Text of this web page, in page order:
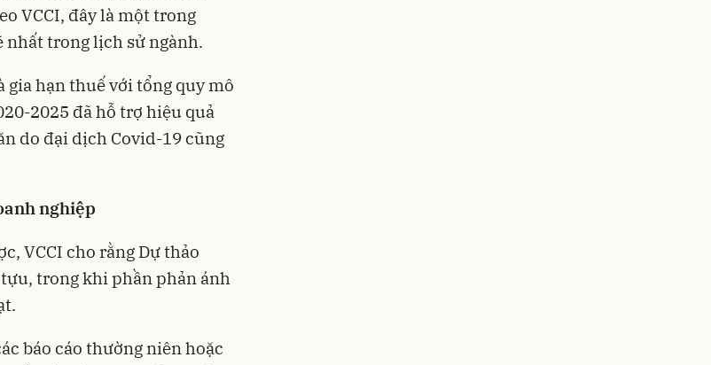
VCCI, đây là một trong
nhất trong lịch sử ngành.
gia hạn thuế với tổng quy mô
2025 đã hỗ trợ hiệu quả
do đại dịch Covid-19 cũng
nghiệp
VCCI cho rằng Dự thảo
trong khi phần phản ánh
báo cáo thường niên hoặc